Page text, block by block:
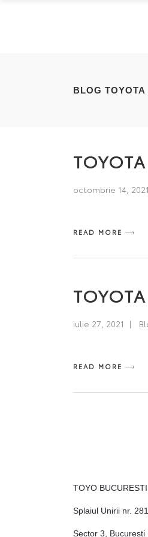
BLOG
octombrie 14, 2021
READ MORE
iulie 27, 2021
READ MORE
TOYO BUCURESTI
Splaiul Unirii nr.
Sector 3, Bucuresti